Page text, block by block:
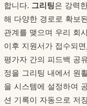
합니다. 그리팅은 강력
해 다양한 경로로 확보
관계를 맺으며 우리 회
이후 지원서가 접수되
평가자 간의 피드백 공
정을 그리팅 내에서 원
을 시스템에 설정하여
션 기록이 자동으로 저